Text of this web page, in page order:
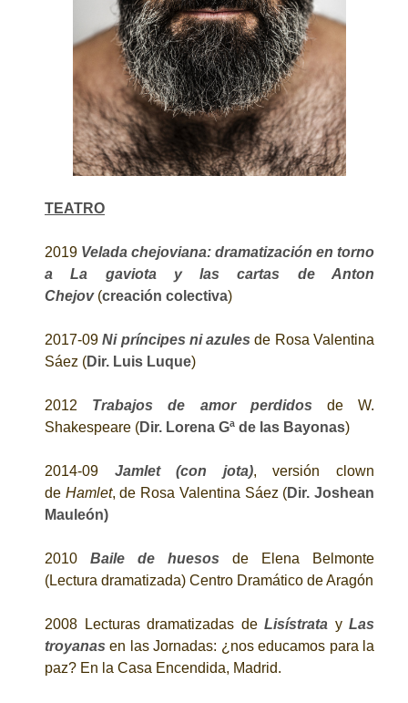
TEATRO
2019 Velada chejoviana: dramatización en torno
a La gaviota y las cartas de Anton
Chejov(creación colectiva)
2017-09Ni príncipes ni azules de Rosa Valentina
Sáez (Dir. Luis Luque)
2012 Trabajos de amor perdidos de W.
Shakespeare (Dir. Lorena Gª de las Bayonas)
2014-09 Jamlet (con jota), versión clown
de Hamlet, de Rosa Valentina Sáez (Dir. Joshean
Mauleón)
2010 Baile de huesos de Elena Belmonte
(Lectura dramatizada) Centro Dramático de Aragón
2008 Lecturas dramatizadas de Lisístrata y Las
troyanas en las Jornadas: ¿nos educamos para la
paz? En la Casa Encendida, Madrid.